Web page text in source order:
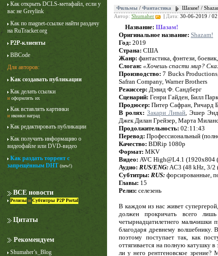
Как открыть DCLS-метафайл, если у
вас не Greylink
Как по magnet-ссылке найти раздачу
на RuTracker.org
P2P-клиенты
BBCode
Для авторов:
Как создавать публикации
Как делать ссылки
и оформлять их
Как вставлять картинки
и иконки наград
Как редактировать публикации
Как получить информацию о
видеофайле или DVD-видео
Как раздать торрент с
запрещённым DHT (new!)
ВСЕ новости
Релизы и Субтитры P2P Portal
Цитаты
Рекомендуем
Shumaher’s_Blog
Карточный домик
3 сезон
Фильмы / Фантастика
Шазам! /
Автор: Shumaher Дата: 30-06-2019 /
Название: Шазам!
Оригинальное название: Shazam!
Год: 2019
Страна: США
Жанр: фантастика, фэнтези,
Слоган: «Хочешь спасти мир?
Производство: 7 Bucks
Safran Company, Warner Brothers
Режиссер: Дэвид Ф. Сандберг
Сценарий: Генри Гайден, Билл
Продюсер: Питер Сафран, Ричард
В ролях: Закари Ливай, Эшер
Джек Дилан Грейзер, Марта
Продолжительность: 02:11:43
Перевод: Профессиональный
Качество: BDRip 1080p
Формат: MKV
Видео: AVC High@L4.1 (1920x804
Аудио: RUS/ENG:AC3 (48 kHz, 3/2
Субтитры: RUS: форсированные,
Главы: 15
Релиз: селезень
В каждом из нас живет
должен прокричать всего
четырнадцатилетнего мальчишки
благодаря древнему волшебнику.
поэтому поступает так, как
оттягивается на полную катушку
ли у него рентгеновское